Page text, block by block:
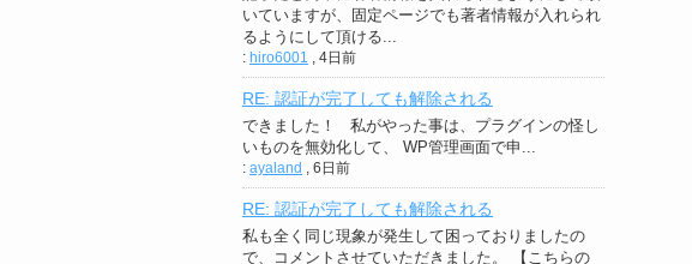
いていますが、固定ページでも著者情報が入れられ
るようにして頂ける...
: hiro6001 4日前
RE: 認証が完了しても解除される
できました！ 私がやった事は、プラグインの怪し
いものを無効化して、 WP管理画面で申...
: ayaland 6日前
RE: 認証が完了しても解除される
私も全く同じ現象が発生して困っておりましたの
で、コメントさせていただきました。 【こちらの